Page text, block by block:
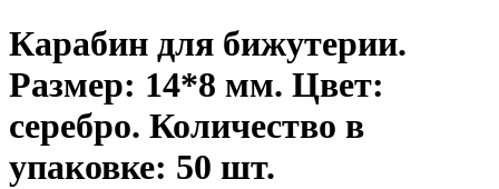
Карабин для бижутерии.
Размер: 14*8 мм. Цвет:
серебро. Количество в
упаковке: 50 шт.